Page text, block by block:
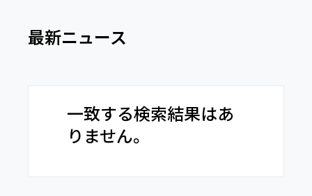
最新ニュース
一致する検索結果はあ
りません。